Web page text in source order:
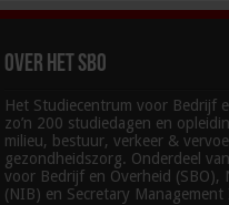
Over het SBO
Het Studiecentrum voor Bedrijf
zo’n 200 studiedagen en
milieu, bestuur, verkeer &
gezondheidszorg. Onderdeel
voor Bedrijf en Overheid
(NIB) en Secretary